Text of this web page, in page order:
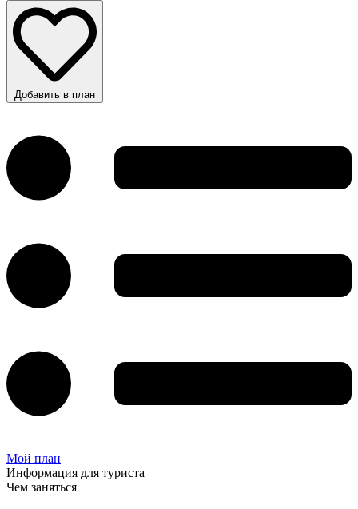
Добавить в план
Мой план
Информация для туриста
Чем заняться